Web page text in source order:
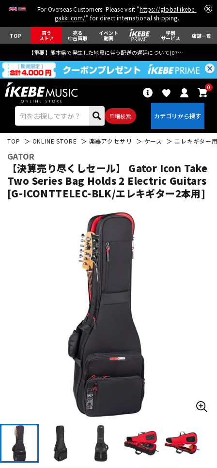
For Overseas Customers: Please visit "https://global.ikebe-
gakki.com/" for direct international shipping.
TOP 買う
ストア
売る
中古買取
イベント
動画
学割
サービス 店舗一覧
【重要】熊本県で発生した地震に伴う配送の遅延について(07月29日
詳細検索
0
エレキギター アコギ/エレアコ
エフェクター
DTM オンライン納品 レコーディング機器
TOP ONLINE STORE 楽器アクセサリ ケース エレキギター
GATOR
【決算売り尽くしセール】 Gator Icon Take
Two Series Bag Holds 2 Electric Guitars
[G-ICONTTELEC-BLK/エレキギター2本用]